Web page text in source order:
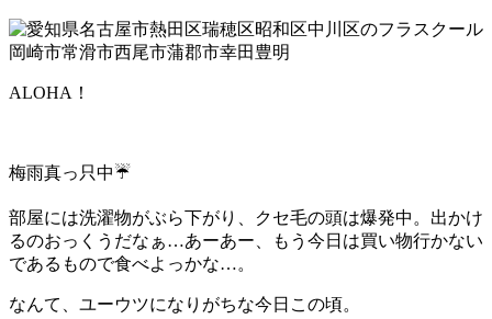
ALOHA！
梅雨真っ只中☔
部屋には洗濯物がぶら下がり、クセ毛の頭は爆発中。出かけ
るのおっくうだなぁ…あーあー、もう今日は買い物行かない
であるもので食べよっかな…。
なんて、ユーウツになりがちな今日この頃。